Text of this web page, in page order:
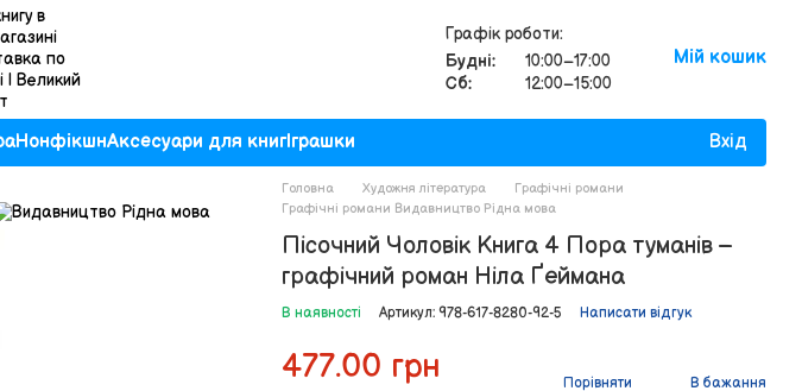
Графік роботи:
Будні:
10:00–17:00
Сб:
12:00–15:00
Мій кошик
НонфікшнАксесуари для книгІграшки Вхід
Головна Художня література
Графічні романи
Графічні романи Видавництво Рiдна мова
Пісочний Чоловік Книга 4 Пора туманів –
графічний роман Ніла Ґеймана
В наявності Артикул: 978-617-8280-92-5 Написати відгук
477.00 грн Порівняти В бажання